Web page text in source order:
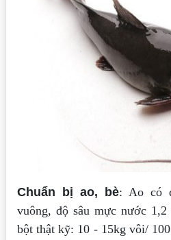
Chuẩn bị ao, bè: Ao có
vuông, độ sâu mực nước
bột thật kỹ: 10 - 15kg vôi/